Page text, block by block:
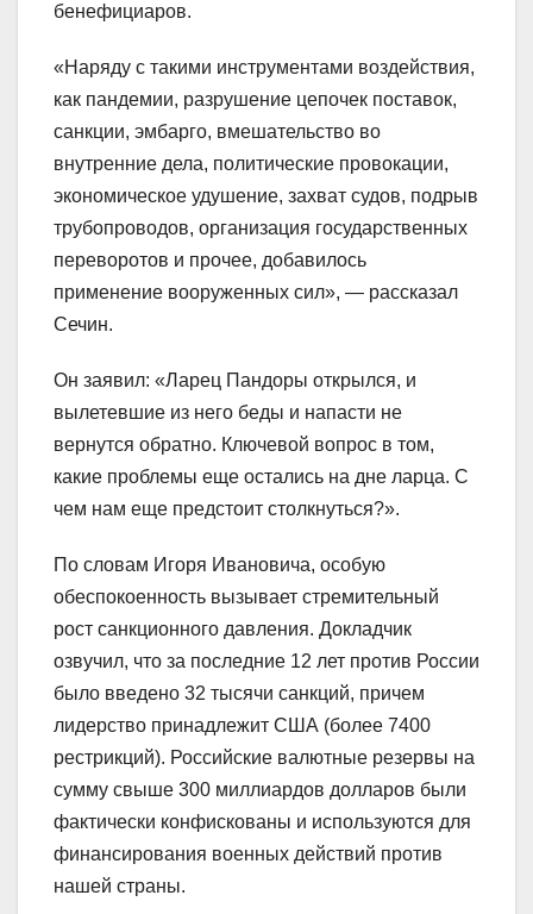
бенефициаров.
«Наряду с такими инструментами воздействия,
как пандемии, разрушение цепочек поставок,
санкции, эмбарго, вмешательство во
внутренние дела, политические провокации,
экономическое удушение, захват судов, подрыв
трубопроводов, организация государственных
переворотов и прочее, добавилось
применение вооруженных сил», — рассказал
Сечин.
Он заявил: «Ларец Пандоры открылся, и
вылетевшие из него беды и напасти не
вернутся обратно. Ключевой вопрос в том,
какие проблемы еще остались на дне ларца. С
чем нам еще предстоит столкнуться?».
По словам Игоря Ивановича, особую
обеспокоенность вызывает стремительный
рост санкционного давления. Докладчик
озвучил, что за последние 12 лет против России
было введено 32 тысячи санкций, причем
лидерство принадлежит США (более 7400
рестрикций). Российские валютные резервы на
сумму свыше 300 миллиардов долларов были
фактически конфискованы и используются для
финансирования военных действий против
нашей страны.